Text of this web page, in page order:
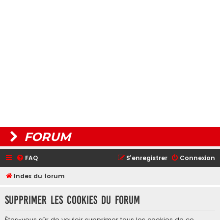
FORUM
FAQ Connexion
S’enregistrer
Index du forum
Supprimer les cookies du forum